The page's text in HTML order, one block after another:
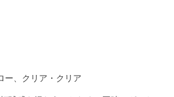
ー、クリア・クリア